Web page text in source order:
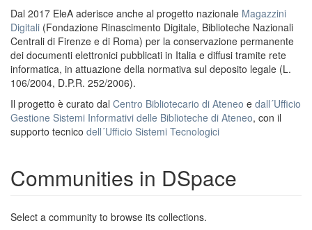
Dal 2017 EleA aderisce anche al progetto nazionale Magazzini
Digitali (Fondazione Rinascimento Digitale, Biblioteche Nazionali
Centrali di Firenze e di Roma) per la conservazione permanente
dei documenti elettronici pubblicati in Italia e diffusi tramite rete
informatica, in attuazione della normativa sul deposito legale (L.
106/2004, D.P.R. 252/2006).
Il progetto è curato dal Centro Bibliotecario di Ateneo e dall´Ufficio
Gestione Sistemi Informativi delle Biblioteche di Ateneo, con il
supporto tecnico dell´Ufficio Sistemi Tecnologici
Communities in DSpace
Select a community to browse its collections.